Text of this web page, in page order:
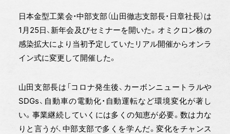
日本金型工業会・中部支部（山田徹志支部長・日章社長）は
1月25日、新年会及びセミナーを開いた。オミクロン株の
感染拡大により当初予定していたリアル開催からオンラ
イン式に変更して開催した。
山田支部長は「コロナ発生後、カーボンニュートラルや
SDGs、自動車の電動化・自動運転など環境変化が著し
い。事業継続していくには多くの知恵が必要。数は力な
りと言うが、中部支部で多くを学んだ。変化をチャンス